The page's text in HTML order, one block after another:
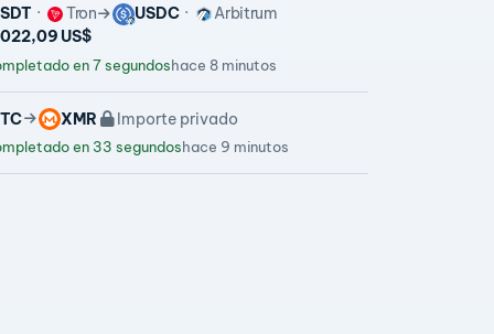
Tron USDC
Arbitrum
US$
en 7 segundoshace 8 minutos
XMR Importe privado
en 33 segundoshace 9 minutos